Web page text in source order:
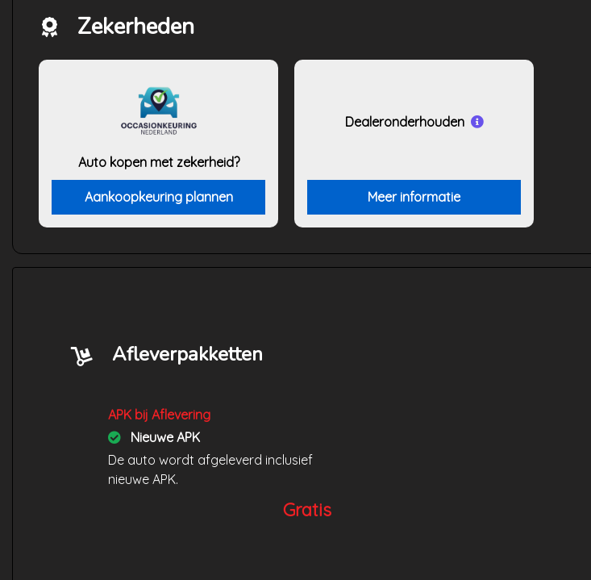
Zekerheden
Auto kopen met zekerheid?
Aankoopkeuring plannen
Dealeronderhouden
Meer informatie
Afleverpakketten
APK bij Aflevering
Nieuwe APK
De auto wordt afgeleverd inclusief
nieuwe APK.
Gratis